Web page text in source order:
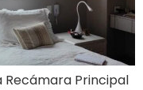
Recámara Principal